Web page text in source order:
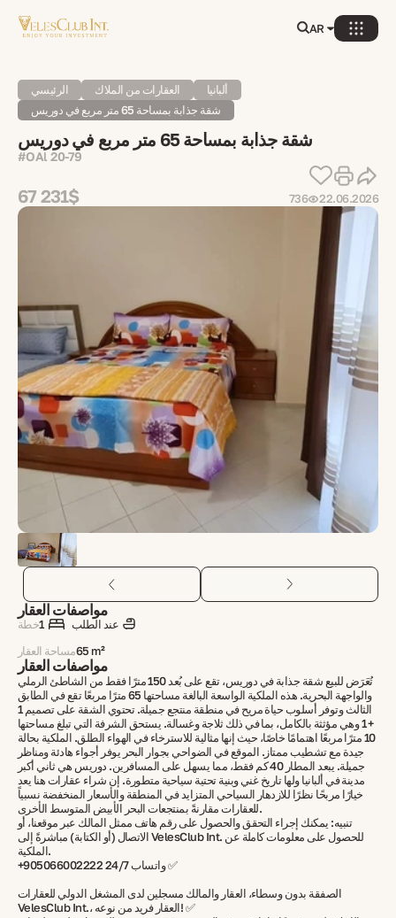
AR
الرئيسي العقارات من الملاك
ألبانيا
شقة جذابة بمساحة 65 متر مربع في دوريس
شقة جذابة بمساحة 65 متر مربع في دوريس
#OAl 20-79
67 231$ 736 22.06.2026
مواصفات العقار
خطة1
عند الطلب
مساحة العقار65 m²
مواصفات العقار
تُعَرَض للبيع شقة جذابة في دوريس، تقع على بُعد 150 مترًا فقط من الشاطئ الرملي
والواجهة البحرية. هذه الملكية الواسعة البالغة مساحتها 65 مترًا مربعًا تقع في الطابق
الثالث وتوفر أسلوب حياة مريح في منطقة منتجع جميلة. تحتوي الشقة على تصميم 1
+ 1 وهي مؤثثة بالكامل، بما في ذلك ثلاجة وغسالة. يستحق الشرفة التي تبلغ مساحتها
10 مترًا مربعًا اهتمامًا خاصًا، حيث إنها مثالية للاسترخاء في الهواء الطلق. الملكية بحالة
جيدة مع تشطيب ممتاز. الموقع في الضواحي بجوار البحر يوفر أجواء هادئة ومناظر
جميلة. يبعد المطار 40 كم فقط، مما يسهل على المسافرين. دوريس هي ثاني أكبر
مدينة في ألبانيا ولها تاريخ غني وبنية تحتية سياحية متطورة. إن شراء عقارات هنا يعد
خيارًا مربحًا نظرًا للازدهار السياحي المتزايد في المنطقة والأسعار المنخفضة نسبياً
للعقارات مقارنةً بمنتجعات البحر الأبيض المتوسط الأخرى.
تنبيه: يمكنك إجراء التحقق والحصول على رقم هاتف ممثل المالك عبر موقعنا، أو
الاتصال (أو الكتابة) مباشرةً إلى VelesClub Int. للحصول على معلومات كاملة عن
الملكية.
+905066002222 واتساب 24/7 ✅
الصفقة بدون وسطاء، العقار والمالك مسجلين لدى المشغل الدولي للعقارات
VelesClub Int.، العقار فريد من نوعه! ✅